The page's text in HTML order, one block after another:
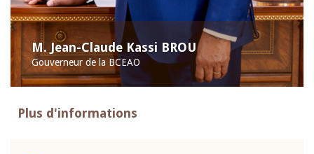
M. Jean-Claude Kassi BROU
Gouverneur de la BCEAO
Plus d'informations